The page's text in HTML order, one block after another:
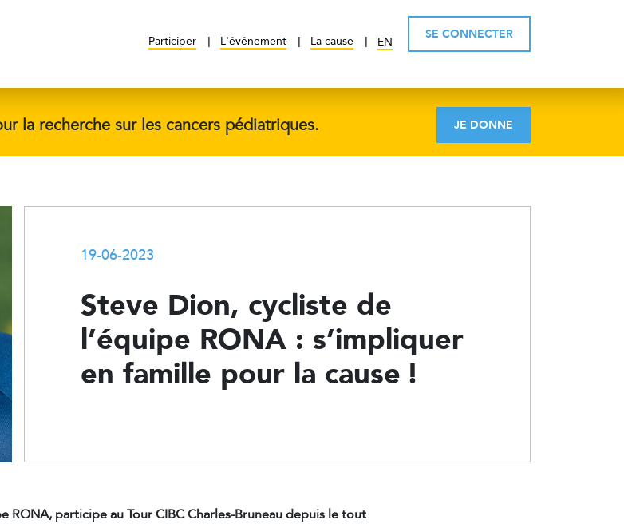
Participer L'événement La cause EN
SE CONNECTER
la recherche sur les cancers pédiatriques. JE DONNE
19-06-2023
Steve Dion, cycliste de
l’équipe RONA : s’impliquer
en famille pour la cause !
RONA, participe au Tour CIBC Charles-Bruneau depuis le tout